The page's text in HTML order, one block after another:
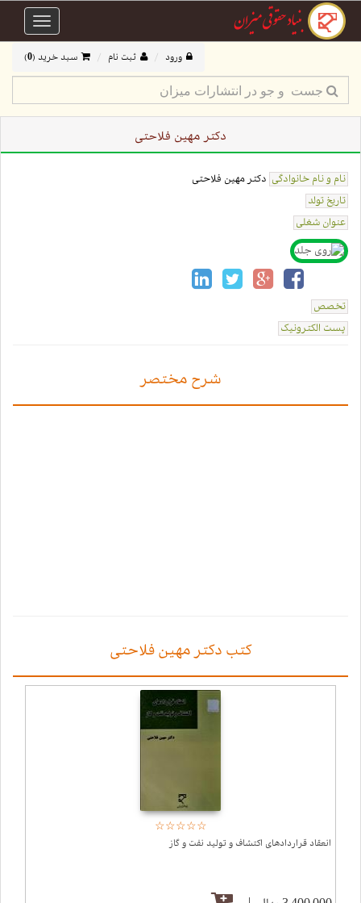
Toggle
ورود ثبت نام سبد خرید (0
)
دکتر مهین فلاحتی
نام و نام خانوادگی دکتر مهین فلاحتی
تاریخ تولد
عنوان شغلی
تخصص
پست الکترونیک
شرح مختصر
کتب دکتر مهین فلاحتی
☆☆☆☆☆
★★★★★
انعقاد قراردادهای اکتشاف و تولید نفت و گاز